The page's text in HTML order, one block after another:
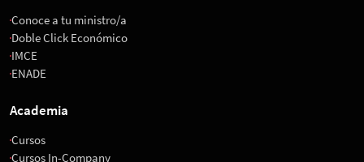
Conoce a tu ministro/a
Doble Click Económico
IMCE
ENADE
Academia
Cursos
Cursos In-Company